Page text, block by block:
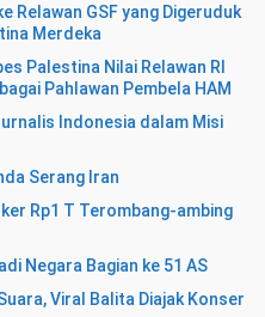
Relawan GSF yang Digeruduk
Merdeka
Palestina Nilai Relawan RI
Pahlawan Pembela HAM
Indonesia dalam Misi
Serang Iran
Rp1 T Terombang-ambing
Negara Bagian ke 51 AS
Viral Balita Diajak Konser